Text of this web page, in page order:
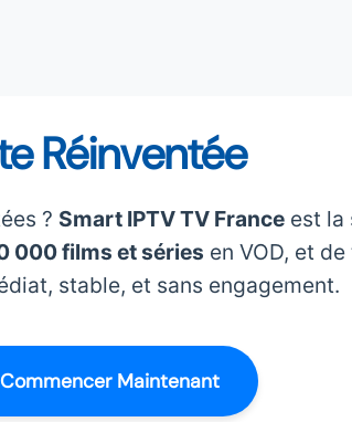
Réinventée
? Smart IPTV TV Franceest la
000 films et séries en VOD, et
stable, et sans engagement.
Commencer Maintenant